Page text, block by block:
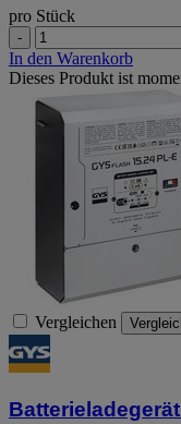
pro Stück
-
In den Warenkorb
Dieses Produkt ist
Vergleichen